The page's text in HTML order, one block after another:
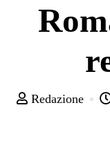
Redazione